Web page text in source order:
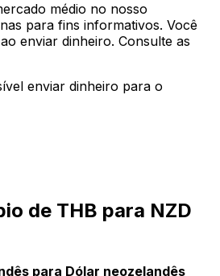
médio no nosso
para fins informativos. Você
enviar dinheiro. Consulte as
enviar dinheiro para o
de THB para NZD
para Dólar neozelandês